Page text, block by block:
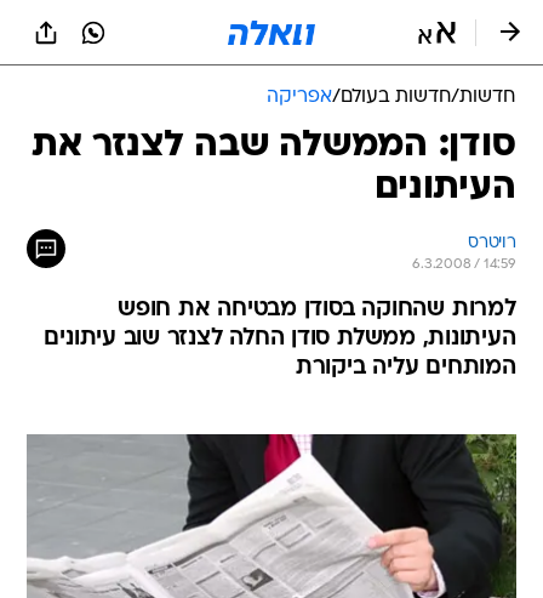
חדשות/חדשות בעולם/אפריקה
סודן: הממשלה שבה לצנזר את
העיתונים
רויטרס
6.3.2008 / 14:59
למרות שהחוקה בסודן מבטיחה את חופש
העיתונות, ממשלת סודן החלה לצנזר שוב עיתונים
המותחים עליה ביקורת